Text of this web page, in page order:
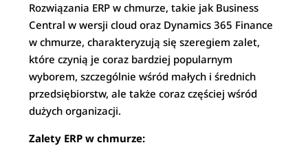
Rozwiązania ERP w chmurze, takie jak Business
Central w wersji cloud oraz Dynamics 365 Finance
w chmurze, charakteryzują się szeregiem zalet,
które czynią je coraz bardziej popularnym
wyborem, szczególnie wśród małych i średnich
przedsiębiorstw, ale także coraz częściej wśród
dużych organizacji.
Zalety ERP w chmurze: